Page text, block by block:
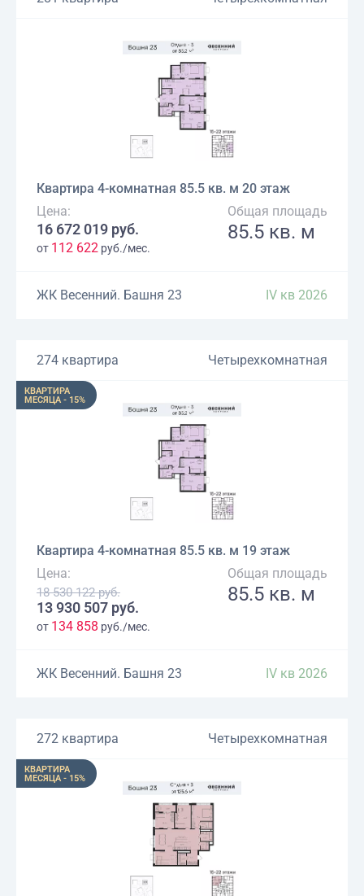
Квартира 4-комнатная 85.5 кв. м 20 этаж
Цена:
16 672 019 руб.
от 112 622 руб./мес.
Общая площадь
85.5 кв. м
ЖК Весенний. Башня 23 IV кв 2026
274 квартира Четырехкомнатная
КВАРТИРА
МЕСЯЦА - 15%
Квартира 4-комнатная 85.5 кв. м 19 этаж
Цена:
18 530 122 руб.
13 930 507 руб.
от 134 858 руб./мес.
Общая площадь
85.5 кв. м
ЖК Весенний. Башня 23 IV кв 2026
272 квартира Четырехкомнатная
КВАРТИРА
МЕСЯЦА - 15%